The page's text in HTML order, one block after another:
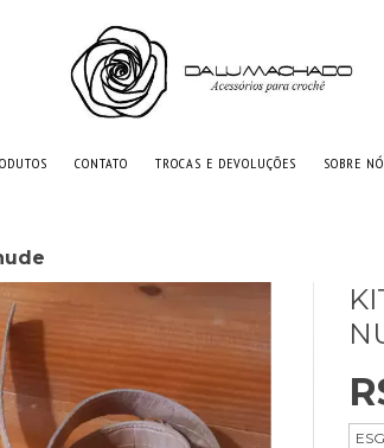
CONTATO TROCAS E DEVOLUÇÕES SOBRE